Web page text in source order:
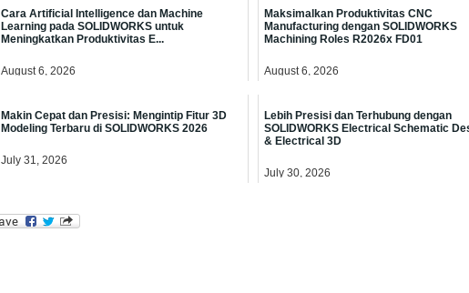
Cara Artificial Intelligence dan Machine
Learning pada SOLIDWORKS untuk
Meningkatkan Produktivitas E...
August 6, 2026
Maksimalkan Produktivitas CNC
Manufacturing dengan SOLIDWORKS
Machining Roles R2026x FD01
August 6, 2026
Makin Cepat dan Presisi: Mengintip Fitur 3D
Modeling Terbaru di SOLIDWORKS 2026
July 31, 2026
Lebih Presisi dan Terhubung dengan
SOLIDWORKS Electrical Schematic
& Electrical 3D
July 30, 2026